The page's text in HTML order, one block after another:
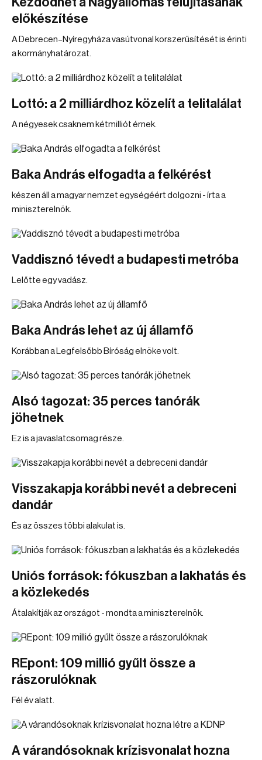
előkészítése
A Debrecen–Nyíregyháza vasútvonal korszerűsítését is érinti
a kormányhatározat.
Lottó: a 2 milliárdhoz közelít a telitalálat
A négyesek csaknem kétmilliót érnek.
Baka András elfogadta a felkérést
készen áll a magyar nemzet egységéért dolgozni - írta a
miniszterelnök.
Vaddisznó tévedt a budapesti metróba
Lelőtte egy vadász.
Baka András lehet az új államfő
Korábban a Legfelsőbb Bíróság elnöke volt.
Alsó tagozat: 35 perces tanórák
jöhetnek
Ez is a javaslatcsomag része.
Visszakapja korábbi nevét a debreceni
dandár
És az összes többi alakulat is.
Uniós források: fókuszban a lakhatás és
a közlekedés
Átalakítják az országot - mondta a miniszterelnök.
REpont: 109 millió gyűlt össze a
rászorulóknak
Fél év alatt.
A várandósoknak krízisvonalat hozna